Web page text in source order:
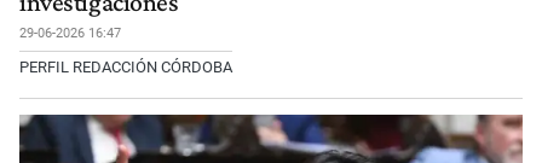
29-06-2026 16:47
PERFIL REDACCIÓN CÓRDOBA